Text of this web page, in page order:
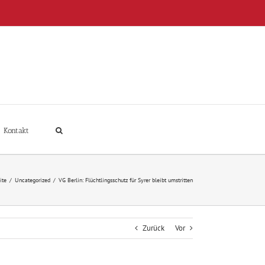
Kontakt
/ Uncategorized / VG Berlin: Flüchtlingsschutz für Syrer bleibt umstritten
Zurück Vor